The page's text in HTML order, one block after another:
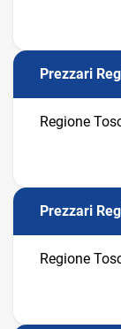
Prezzari
Regione
Prezzari
Regione